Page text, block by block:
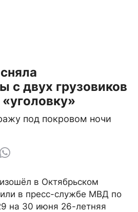
с двух грузовиков
под покровом ночи
в Октябрьском
в пресс-службе МВД по
на 30 июня 26-летняя